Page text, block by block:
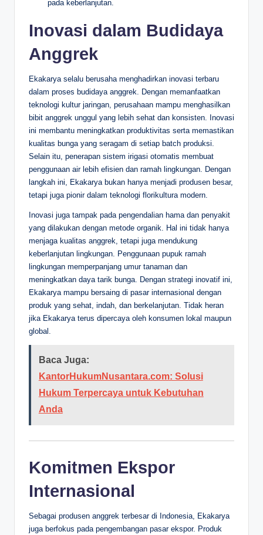
pada keberlanjutan.
Inovasi dalam Budidaya
Anggrek
Ekakarya selalu berusaha menghadirkan inovasi terbaru
dalam proses budidaya anggrek. Dengan memanfaatkan
teknologi kultur jaringan, perusahaan mampu menghasilkan
bibit anggrek unggul yang lebih sehat dan konsisten. Inovasi
ini membantu meningkatkan produktivitas serta memastikan
kualitas bunga yang seragam di setiap batch produksi.
Selain itu, penerapan sistem irigasi otomatis membuat
penggunaan air lebih efisien dan ramah lingkungan. Dengan
langkah ini, Ekakarya bukan hanya menjadi produsen besar,
tetapi juga pionir dalam teknologi florikultura modern.
Inovasi juga tampak pada pengendalian hama dan penyakit
yang dilakukan dengan metode organik. Hal ini tidak hanya
menjaga kualitas anggrek, tetapi juga mendukung
keberlanjutan lingkungan. Penggunaan pupuk ramah
lingkungan memperpanjang umur tanaman dan
meningkatkan daya tarik bunga. Dengan strategi inovatif ini,
Ekakarya mampu bersaing di pasar internasional dengan
produk yang sehat, indah, dan berkelanjutan. Tidak heran
jika Ekakarya terus dipercaya oleh konsumen lokal maupun
global.
Baca Juga:
KantorHukumNusantara.com: Solusi
Hukum Terpercaya untuk Kebutuhan
Anda
Komitmen Ekspor
Internasional
Sebagai produsen anggrek terbesar di Indonesia, Ekakarya
juga berfokus pada pengembangan pasar ekspor. Produk